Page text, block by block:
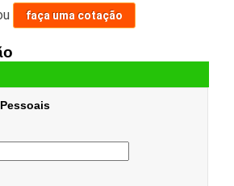
faça uma cotação